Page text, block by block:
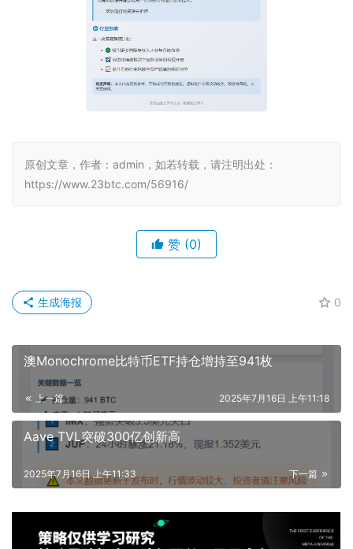
原创文章，作者：admin，如若转载，请注明出处：
https://www.23btc.com/56916/
赞 (0)
0
生成海报
澳Monochrome比特币ETF持仓增持至941枚
上一篇 2025年7月16日 上午11:18
Aave TVL突破300亿创新高
下一篇
2025年7月16日 上午11:33